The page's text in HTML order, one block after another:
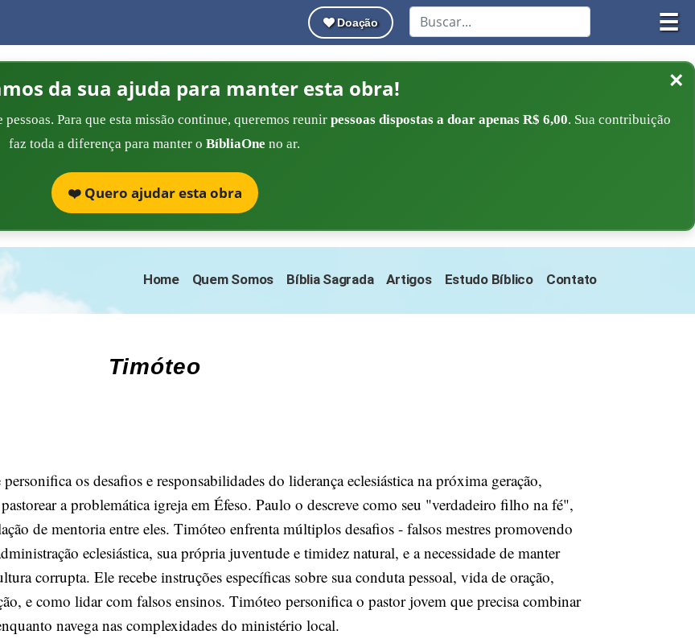
☰
Doação
×
da sua ajuda para manter esta obra!
Para que esta missão continue, queremos reunir pessoas dispostas a doar apenas R$ 6,00. Sua contribuição
faz toda a diferença para manter o BíbliaOne no ar.
❤️ Quero ajudar esta obra
Home Quem Somos Bíblia Sagrada Artigos Estudo Bíblico Contato
Timóteo
os desafios e responsabilidades do liderança eclesiástica na próxima geração,
a problemática igreja em Éfeso. Paulo o descreve como seu "verdadeiro filho na fé",
de mentoria entre eles. Timóteo enfrenta múltiplos desafios - falsos mestres promovendo
eclesiástica, sua própria juventude e timidez natural, e a necessidade de manter
corrupta. Ele recebe instruções específicas sobre sua conduta pessoal, vida de oração,
e como lidar com falsos ensinos. Timóteo personifica o pastor jovem que precisa combinar
navega nas complexidades do ministério local.